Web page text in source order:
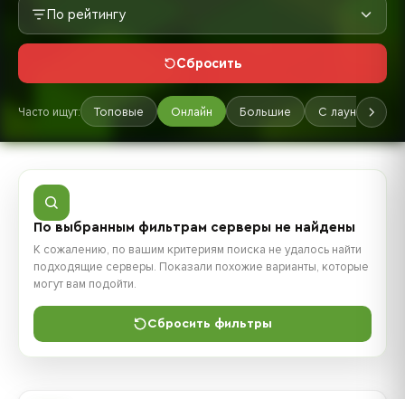
По рейтингу
Сбросить
Часто ищут: Топовые Онлайн Большие С лаунчером
По выбранным фильтрам серверы не найдены
К сожалению, по вашим критериям поиска не удалось найти
подходящие серверы. Показали похожие варианты, которые
могут вам подойти.
Сбросить фильтры